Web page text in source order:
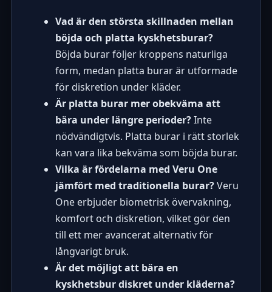
Vad är den största skillnaden mellan
böjda och platta kyskhetsburar?
Böjda burar följer kroppens naturliga
form, medan platta burar är utformade
för diskretion under kläder.
Är platta burar mer obekväma att
bära under längre perioder?Inte
nödvändigtvis. Platta burar i rätt storlek
kan vara lika bekväma som böjda burar.
Vilka är fördelarna med Veru One
jämfört med traditionella burar?Veru
One erbjuder biometrisk övervakning,
komfort och diskretion, vilket gör den
till ett mer avancerat alternativ för
långvarigt bruk.
Är det möjligt att bära en
kyskhetsbur diskret under kläderna?